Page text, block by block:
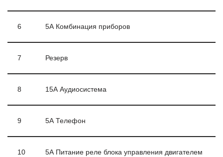
6 5А Комбинация приборов
7 Резерв
8 15А Аудиосистема
9 5А Телефон
10 5А Питание реле блока управления двигателем